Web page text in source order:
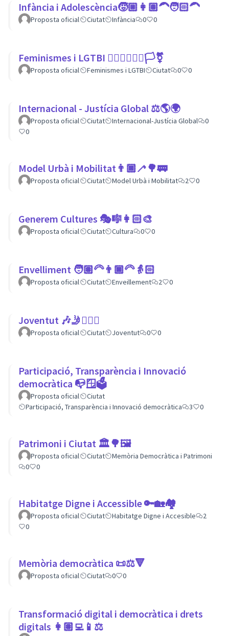
Infància i Adolescència🧒🏼👩🏽‍🦱🧑🏻‍🦱
Proposta oficial Ciutat Infància 0 0
Feminismes i LGTBI 💁🏽‍♀👩‍❤️‍👩🏳️‍⚧️
Proposta oficial Feminismes i LGTBI Ciutat 0 0
Internacional - Justícia Global ⚖️🌎🌍
Proposta oficial Ciutat Internacional-Justícia Global
0
0
Model Urbà i Mobilitat👨🏿‍🦯🌳🚃
Proposta oficial Ciutat Model Urbà i Mobilitat 2 0
Generem Cultures 🎭🎼👩🏻‍🎨
Proposta oficial Ciutat Cultura 0 0
Envelliment 🧑🏽‍🦳👨🏿‍🦳👵🏻
Proposta oficial Ciutat Enveillement 2 0
Joventut 🎶🤳🙇🏽‍♀
Proposta oficial Ciutat Joventut 0 0
Participació, Transparència i Innovació
democràtica 📭🪟🗳
Proposta oficial
Ciutat
Participació, Transparència i Innovació democràtica
3 0
Patrimoni i Ciutat 🏛🌳🖼
Proposta oficial Ciutat
Memòria Democràtica i Patrimoni
0
0
Habitatge Digne i Accessible 🔑🏡🏘
Proposta oficial Ciutat Habitatge Digne i Accesible
2
0
Memòria democràtica 📜⚖️🔻
Proposta oficial Ciutat 0 0
Transformació digital i democràtica i drets
digitals 👩🏽‍💻📱⚖